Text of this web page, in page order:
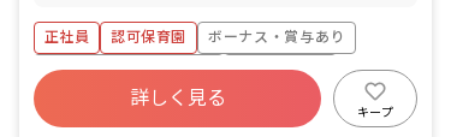
週ではなく8週8週になります） ■産前産
後・育児休暇（取得率100％・復帰率
で法定＋9日）／取得率68％／半日単位
での取得可／5日以上の連休相談OK） ※
年間有給平均取得日数11日 ■有給休暇発
見守りと援助（食事・排泄・着脱など）
・遊びや活動の企画・実施・記録 ・季節
の行事や体験活動（園外保育・文化活
動・食育など）への参加 ・保護者対応、
連絡帳記入（ICT活用） ・書類作成
正社員 認可保育園
ボーナス・賞与あり
寮・住宅・家賃補助あり
社会保険完備
福利厚生充実
退職金制度
詳しく見る
キープ